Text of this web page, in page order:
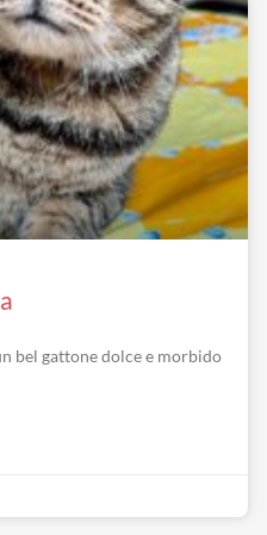
bel gattone dolce e morbido